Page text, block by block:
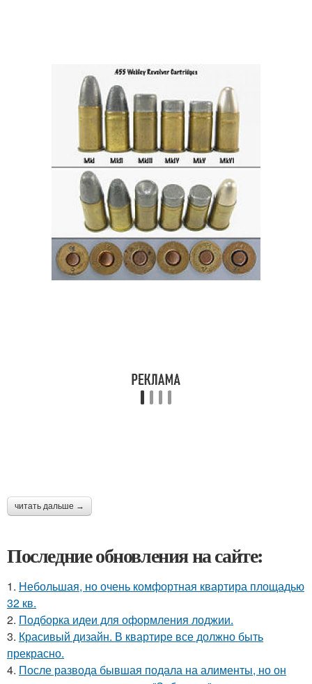
читать дальше →
Последние обновления на сайте:
1. Небольшая, но очень комфортная квартира площадью
32 кв.
2. Подборка идеи для оформления лоджии.
3. Красивый дизайн. В квартире все должно быть
прекрасно.
4. После развода бывшая подала на алименты, но он